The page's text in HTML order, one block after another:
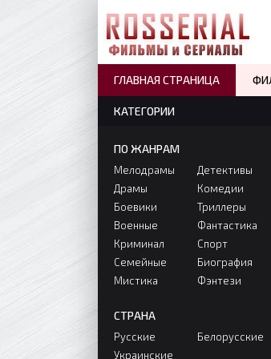
КАТЕГОРИИ
ПО ЖАНРАМ
Мелодрамы
Драмы
Боевики
Военные
Криминал
Семейные
Мистика
Детективы
Комедии
Триллеры
Фантастика
Спорт
Биография
Фэнтези
СТРАНА
Русские
Украинские
Белорусские
ГЛАВНАЯ СТРАНИЦА